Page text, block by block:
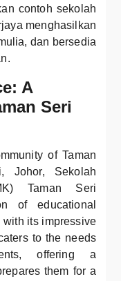
contoh sekolah
menghasilkan
dan bersedia
A
Seri
of Taman
Johor, Sekolah
Taman Seri
of educational
its impressive
to the needs
offering a
them for a